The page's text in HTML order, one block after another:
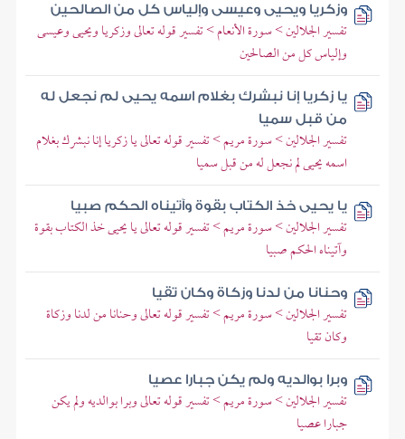
وزكريا ويحيى وعيسى وإلياس كل من الصالحين
تفسير الجلالين > سورة الأنعام > تفسير قوله تعالى وزكريا ويحيى وعيسى
وإلياس كل من الصالحين
يا زكريا إنا نبشرك بغلام اسمه يحيى لم نجعل له
من قبل سميا
تفسير الجلالين > سورة مريم > تفسير قوله تعالى يا زكريا إنا نبشرك بغلام
اسمه يحيى لم نجعل له من قبل سميا
يا يحيى خذ الكتاب بقوة وآتيناه الحكم صبيا
تفسير الجلالين > سورة مريم > تفسير قوله تعالى يا يحيى خذ الكتاب بقوة
وآتيناه الحكم صبيا
وحنانا من لدنا وزكاة وكان تقيا
تفسير الجلالين > سورة مريم > تفسير قوله تعالى وحنانا من لدنا وزكاة
وكان تقيا
وبرا بوالديه ولم يكن جبارا عصيا
تفسير الجلالين > سورة مريم > تفسير قوله تعالى وبرا بوالديه ولم يكن
جبارا عصيا